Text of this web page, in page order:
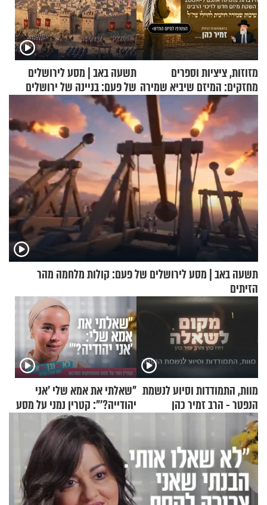
מזוזות, ציציות וספרים
מחזקים: המיזם שיביא שמירה
רוחנית לאלפי חיילי צה"ל
תשעה באב | מסע לירושלים
של פעם: בניינה של ירושלים
תשעה באב | מסע לירושלים של פעם: קולות מלחמה מהר
הזיתים
מוות, התמודדות וסיוע לנשמת
הנפטר - הרב זמיר כהן
"שאלתי את אמא שלי 'אני
יהודייה?'": קטרין נמני על מסע
ההתחזקות המרגש